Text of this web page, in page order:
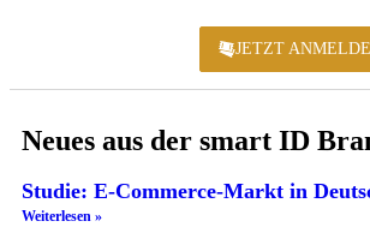
JETZT
Neues aus der smart ID
Studie: E-Commerce-Markt in
Weiterlesen »